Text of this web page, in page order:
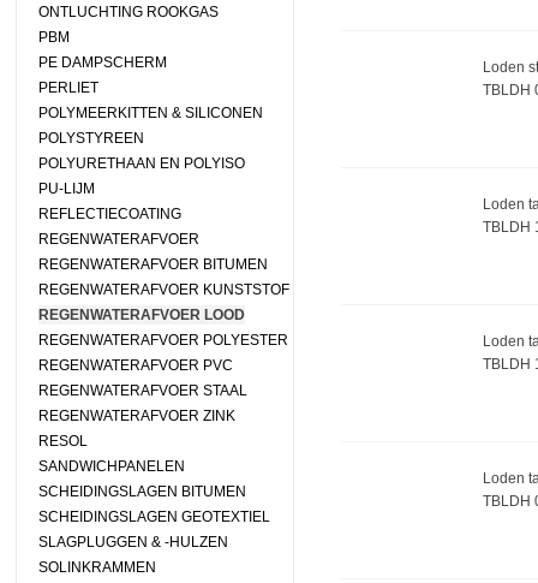
ONTLUCHTING ROOKGAS
PBM
PE DAMPSCHERM
PERLIET
POLYMEERKITTEN & SILICONEN
POLYSTYREEN
POLYURETHAAN EN POLYISO
PU-LIJM
REFLECTIECOATING
REGENWATERAFVOER
REGENWATERAFVOER BITUMEN
REGENWATERAFVOER KUNSTSTOF
REGENWATERAFVOER LOOD
REGENWATERAFVOER POLYESTER
REGENWATERAFVOER PVC
REGENWATERAFVOER STAAL
REGENWATERAFVOER ZINK
RESOL
SANDWICHPANELEN
SCHEIDINGSLAGEN BITUMEN
SCHEIDINGSLAGEN GEOTEXTIEL
SLAGPLUGGEN & -HULZEN
SOLINKRAMMEN
Loden
TBLDH
Loden
TBLDH
Loden
TBLDH
Loden
TBLDH